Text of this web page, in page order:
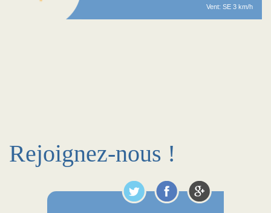
Vent: SE 3 km/h
Rejoignez-nous !